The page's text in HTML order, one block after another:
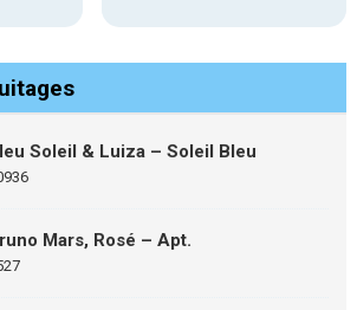
Soleil & Luiza – Soleil Bleu
Mars, Rosé – Apt.